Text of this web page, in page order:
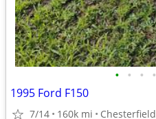
• • • •
1995 Ford F150
7/14 160k mi Chesterfield